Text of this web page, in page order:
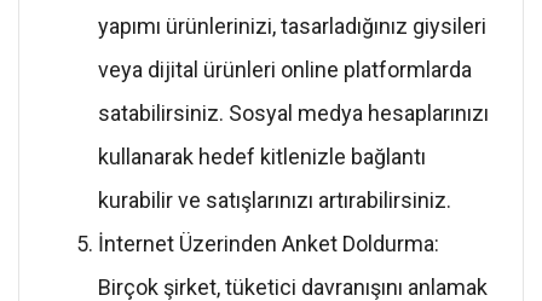
yapımı ürünlerinizi, tasarladığınız giysileri
veya dijital ürünleri online platformlarda
satabilirsiniz. Sosyal medya hesaplarınızı
kullanarak hedef kitlenizle bağlantı
kurabilir ve satışlarınızı artırabilirsiniz.
İnternet Üzerinden Anket Doldurma:
Birçok şirket, tüketici davranışını anlamak